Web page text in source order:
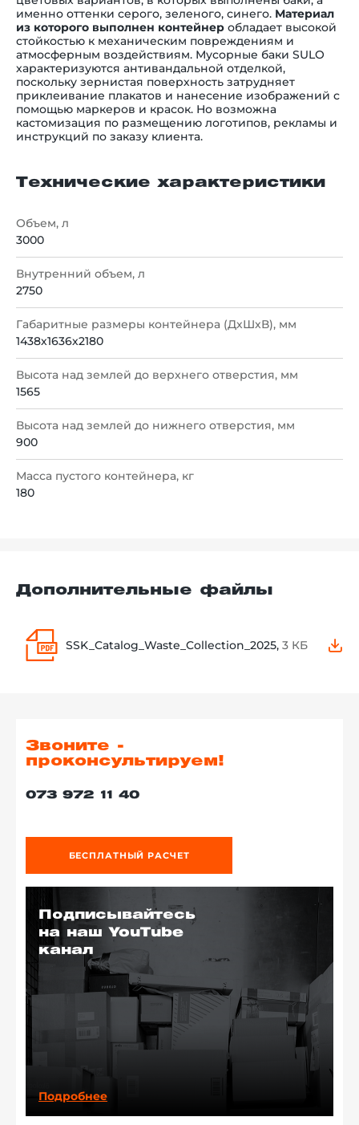
именно оттенки серого, зеленого, синего. Материал
из которого выполнен контейнер обладает высокой
стойкостью к механическим повреждениям и
атмосферным воздействиям. Мусорные баки SULO
характеризуются антивандальной отделкой,
поскольку зернистая поверхность затрудняет
приклеивание плакатов и нанесение изображений с
помощью маркеров и красок. Но возможна
кастомизация по размещению логотипов, рекламы и
инструкций по заказу клиента.
Технические характеристики
Объем, л
3000
Внутренний объем, л
2750
Габаритные размеры контейнера (ДхШхВ), мм
1438х1636х2180
Высота над землей до верхнего отверстия, мм
1565
Высота над землей до нижнего отверстия, мм
900
Масса пустого контейнера, кг
180
Дополнительные файлы
SSK_Catalog_Waste_Collection_2025, 3 КБ
Звоните -
проконсультируем!
073 972 11 40
БЕСПЛАТНЫЙ РАСЧЕТ
Подписывайтесь
на наш YouTube
канал
Подробнее